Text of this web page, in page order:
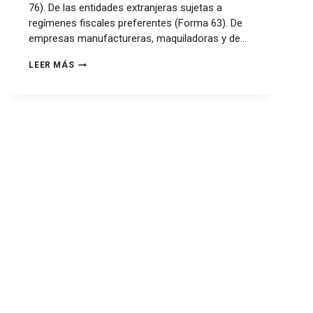
76). De las entidades extranjeras sujetas a
regímenes fiscales preferentes (Forma 63). De
empresas manufactureras, maquiladoras y de…
LEER MÁS